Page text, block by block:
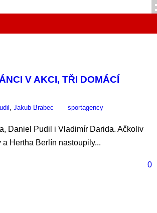
V AKCI, TŘI DOMÁCÍ
, Jakub Brabec sportagency
Daniel Pudil i Vladimír Darida. Ačkoliv
Hertha Berlín nastoupily...
0